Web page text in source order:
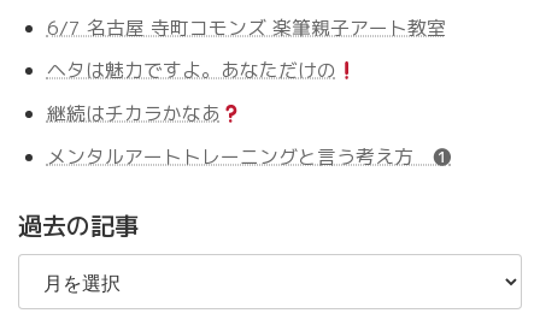
6/7 名古屋 寺町コモンズ 楽筆親子アート教室
ヘタは魅力ですよ。あなただけの
継続はチカラかなあ
メンタルアートトレーニングと言う考え方 ❶
過去の記事
過
の